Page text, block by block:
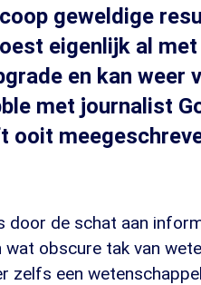
geweldige
eigenlijk al
en kan weer
met journalist
ooit
door de schat aan
wat obscure tak van
zelfs een